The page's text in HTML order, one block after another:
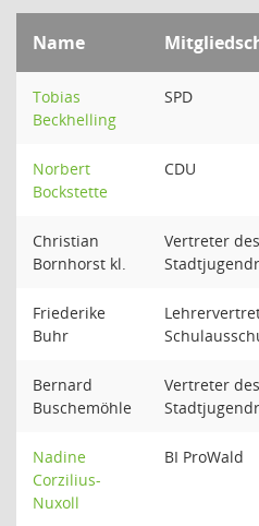
Name
Tobias
Beckhelling
SPD
Norbert
Bockstette
CDU
Christian
Bornhorst kl.
Vertreter des
Friederike
Buhr
Bernard
Buschemöhle
Vertreter des
Nadine
Corzilius-
Nuxoll
BI ProWald